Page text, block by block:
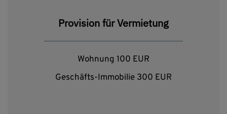
Provision für Vermietung
Wohnung 100 EUR
Geschäfts-Immobilie 300 EUR